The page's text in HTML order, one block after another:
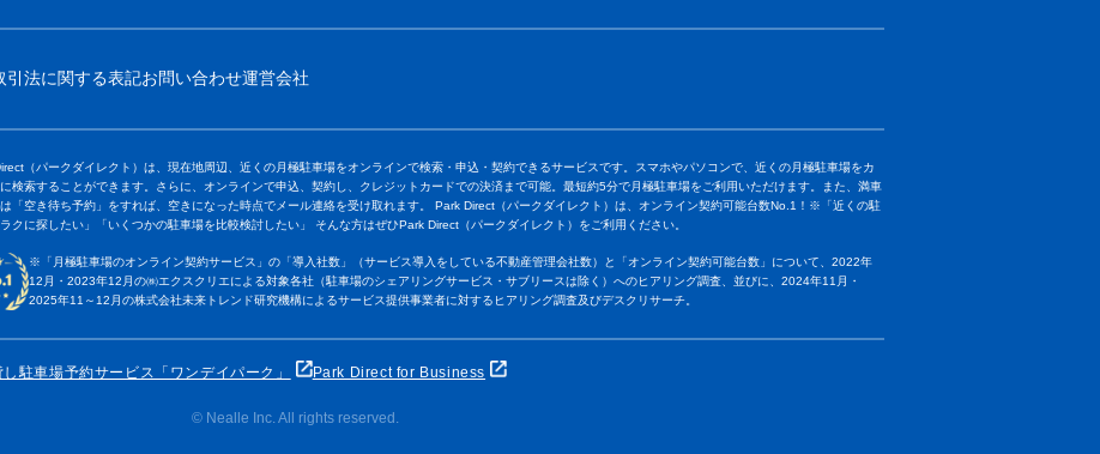
引法に関する表記お問い合わせ運営会社
（パークダイレクト）は、現在地周辺、近くの月極駐車場をオンラインで検索・申込・契約できるサービスです。スマホやパソコンで、近くの月極駐車場をカ
検索することができます。さらに、オンラインで申込、契約し、クレジットカードでの決済まで可能。最短約5分で月極駐車場をご利用いただけます。また、満車
「空き待ち予約」をすれば、空きになった時点でメール連絡を受け取れます。 Park Direct（パークダイレクト）は、オンライン契約可能台数No.1！※
「近くの駐
クに探したい」「いくつかの駐車場を比較検討したい」 そんな方はぜひPark Direct（パークダイレクト）をご利用ください。
※「月極駐車場のオンライン契約サービス」の「導入社数」（サービス導入をしている不動産管理会社数）と「オンライン契約可能台数」について、2022年
12月・2023年12月の㈱エクスクリエによる対象各社（駐車場のシェアリングサービス・サブリースは除く）へのヒアリング調査、並びに、2024年11月・
2025年11～12月の株式会社未来トレンド研究機構によるサービス提供事業者に対するヒアリング調査及びデスクリサーチ。
駐車場予約サービス「ワンデイパーク」 Park Direct for Business
© Nealle Inc. All rights reserved.